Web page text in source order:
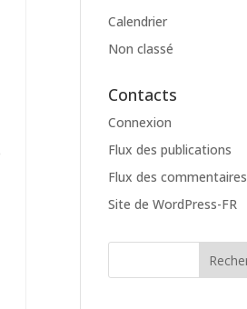
Calendrier
Non classé
Contacts
Connexion
Flux des publications
Flux des commentaires
Site de WordPress-FR